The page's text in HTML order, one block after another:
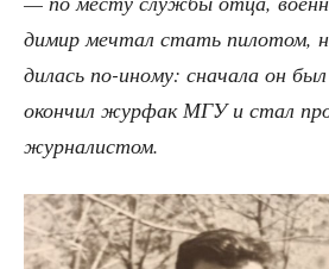
ди­мир меч­тал стать пило­том,
ди­лась по-ино­му: сна­ча­ла он
окон­чил жур­фак МГУ и стал
журналистом.